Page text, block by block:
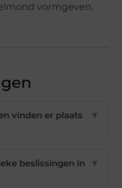
vormgeven.
vinden er plaats
▼
beslissingen in
▼